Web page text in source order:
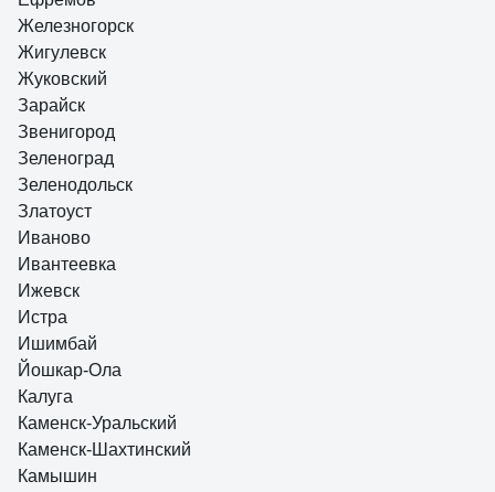
Железногорск
Жигулевск
Жуковский
Зарайск
Звенигород
Зеленоград
Зеленодольск
Златоуст
Иваново
Ивантеевка
Ижевск
Истра
Ишимбай
Йошкар-Ола
Калуга
Каменск-Уральский
Каменск-Шахтинский
Камышин